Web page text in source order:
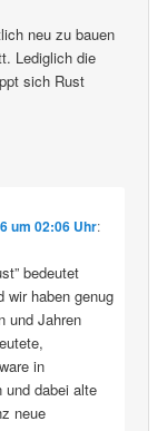
neu zu bauen
Lediglich die
sich Rust
um 02:06 Uhr:
bedeutet
wir haben genug
und Jahren
in
dabei alte
neue